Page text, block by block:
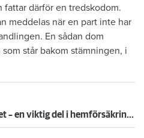
därför en tredskodom.
meddelas när en part inte har
En sådan dom
står bakom stämningen, i
Ansvarsskyddet – en viktig del i hemförsäkringen